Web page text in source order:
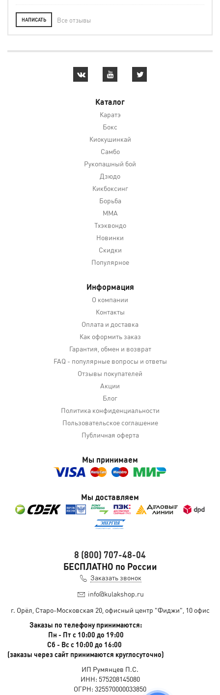
НАПИСАТЬ Все отзывы
Каталог
Каратэ
Бокс
Киокушинкай
Самбо
Рукопашный бой
Дзюдо
Кикбоксинг
Борьба
MMA
Тхэквондо
Новинки
Скидки
Популярное
Информация
О компании
Контакты
Оплата и доставка
Как оформить заказ
Гарантия, обмен и возврат
FAQ - популярные вопросы и ответы
Отзывы покупателей
Акции
Блог
Политика конфиденциальности
Пользовательское соглашение
Публичная оферта
Мы принимаем
Мы доставляем
8 (800) 707-48-04
БЕСПЛАТНО по России
Заказать звонок
info@kulakshop.ru
г. Орёл, Старо-Московская 20, офисный центр "Фиджи", 10 офис
Заказы по телефону принимаются:
Пн - Пт с 10:00 до 19:00
Сб - Вс с 10:00 до 16:00
(заказы через сайт принимаются круглосуточно)
ИП Румянцев П.С.
ИНН: 575208145080
ОГРН: 325570000033850